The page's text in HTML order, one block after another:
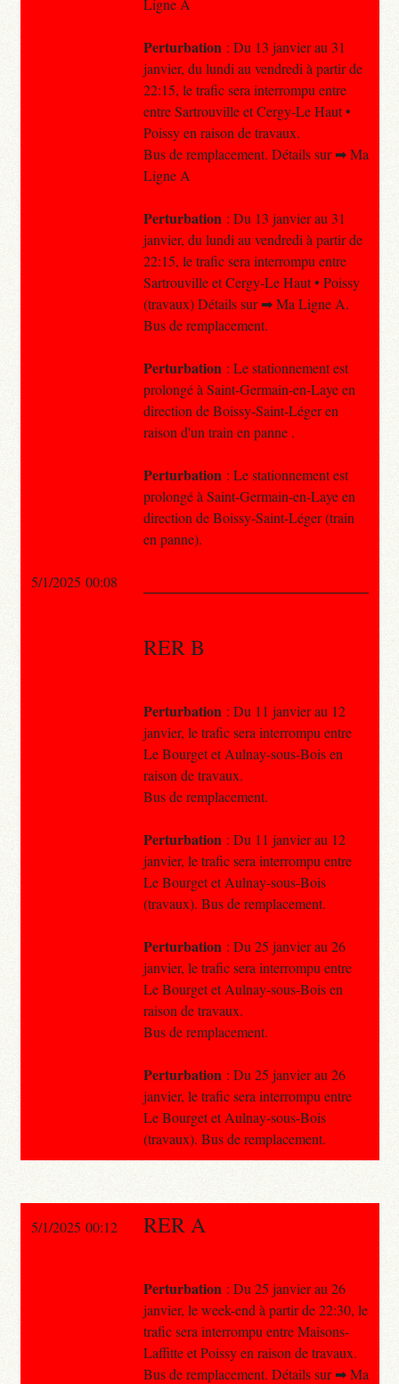
Ligne A
Perturbation : Du 13 janvier au 31
janvier, du lundi au vendredi à partir de
22:15, le trafic sera interrompu entre
entre Sartrouville et Cergy-Le Haut •
Poissy en raison de travaux.
Bus de remplacement. Détails sur ➡ Ma
Ligne A
Perturbation : Du 13 janvier au 31
janvier, du lundi au vendredi à partir de
22:15, le trafic sera interrompu entre
Sartrouville et Cergy-Le Haut • Poissy
(travaux) Détails sur ➡ Ma Ligne A.
Bus de remplacement.
Perturbation : Le stationnement est
prolongé à Saint-Germain-en-Laye en
direction de Boissy-Saint-Léger en
raison d'un train en panne .
Perturbation : Le stationnement est
prolongé à Saint-Germain-en-Laye en
direction de Boissy-Saint-Léger (train
en panne).
RER B
Perturbation : Du 11 janvier au 12
janvier, le trafic sera interrompu entre
Le Bourget et Aulnay-sous-Bois en
raison de travaux.
Bus de remplacement.
Perturbation : Du 11 janvier au 12
janvier, le trafic sera interrompu entre
Le Bourget et Aulnay-sous-Bois
(travaux). Bus de remplacement.
Perturbation : Du 25 janvier au 26
janvier, le trafic sera interrompu entre
Le Bourget et Aulnay-sous-Bois en
raison de travaux.
Bus de remplacement.
Perturbation : Du 25 janvier au 26
janvier, le trafic sera interrompu entre
Le Bourget et Aulnay-sous-Bois
(travaux). Bus de remplacement.
5/1/2025 00:08
5/1/2025 00:12 RER A
Perturbation : Du 25 janvier au 26
janvier, le week-end à partir de 22:30, le
trafic sera interrompu entre Maisons-
Laffitte et Poissy en raison de travaux.
Bus de remplacement. Détails sur ➡ Ma